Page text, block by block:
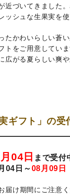
近づいてきました
ッシュな生果実を
たかわいらしい蒼
トをご用意していま
広がる夏らしい爽
ギフト」の受
04日 まで受付
04日～08月09日
届け期間にご注意く